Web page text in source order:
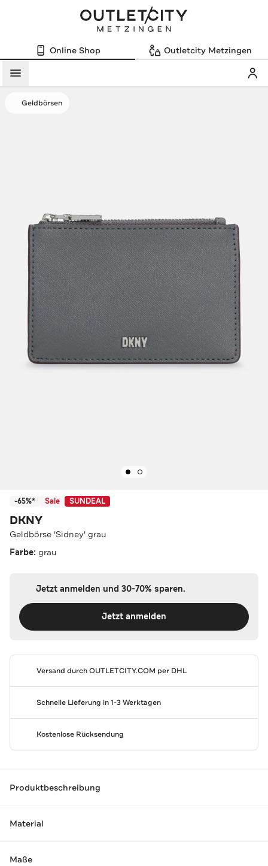
Online Shop Outletcity Metzingen
Menü
Geldbörsen
-65%* Sale SUNDEAL
DKNY
Geldbörse 'Sidney' grau
Farbe: grau
Jetzt anmelden und 30-70% sparen.
Jetzt anmelden
Versand durchOUTLETCITY.COM per DHL
Schnelle Lieferung in 1-3 Werktagen
Kostenlose Rücksendung
Produktbeschreibung
Material
Maße